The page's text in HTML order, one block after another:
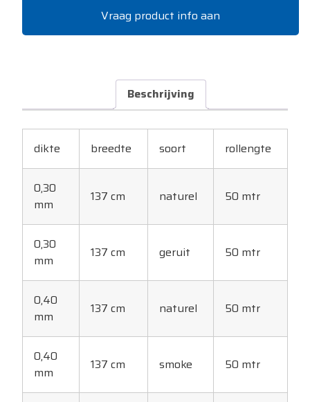
Vraag product info aan
Beschrijving
dikte breedte soort rollengte
0,30
mm
137 cm naturel 50 mtr
0,30
mm
137 cm geruit 50 mtr
0,40
mm
137 cm naturel 50 mtr
0,40
mm
137 cm smoke 50 mtr